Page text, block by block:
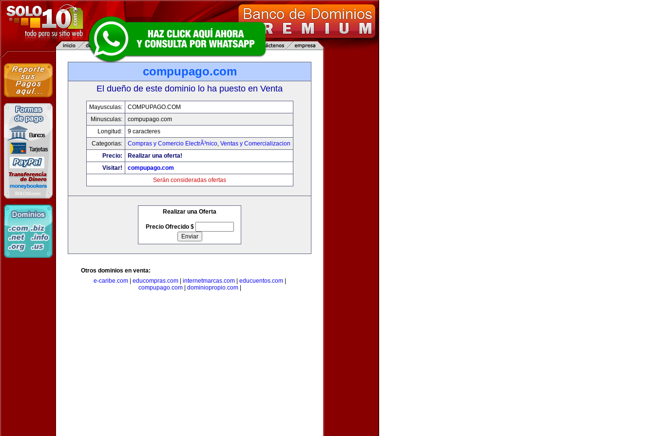
compupago.com
El dueño de este dominio lo ha puesto en Venta
Mayusculas:
COMPUPAGO.COM
Minusculas:
compupago.com
Longitud:
9 caracteres
Categorias:
Compras y Comercio ElectrÃ³nico, Ventas y Comercializacion
Precio:
Realizar una oferta!
Visitar!
compupago.com
Serán consideradas ofertas
Realizar una Oferta
Precio Ofrecido $
Otros dominios en venta:
e-caribe.com| educompras.com| internetmarcas.com| educuentos.com|
compupago.com| dominiopropio.com|